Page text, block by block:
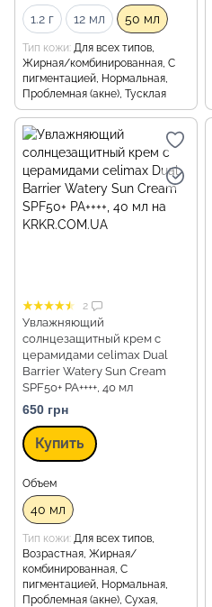
1.2 г 12 мл 50 мл
Тип кожи Для всех типов,
Жирная/комбинированная, С
пигментацией, Нормальная,
Проблемная (акне), Тусклая
2
Увлажняющий
солнцезащитный крем с
церамидами celimax Dual
Barrier Watery Sun Cream
SPF50+ PA++++, 40 мл
650 грн
Купить
Объем
40 мл
Тип кожи Для всех типов,
Возрастная, Жирная/
комбинированная, С
пигментацией, Нормальная,
Проблемная (акне), Сухая,